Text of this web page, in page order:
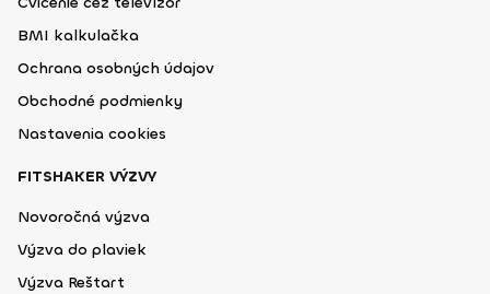
BMI kalkulačka
Ochrana osobných údajov
Obchodné podmienky
Nastavenia cookies
FITSHAKER VÝZVY
Novoročná výzva
Výzva do plaviek
Výzva Reštart